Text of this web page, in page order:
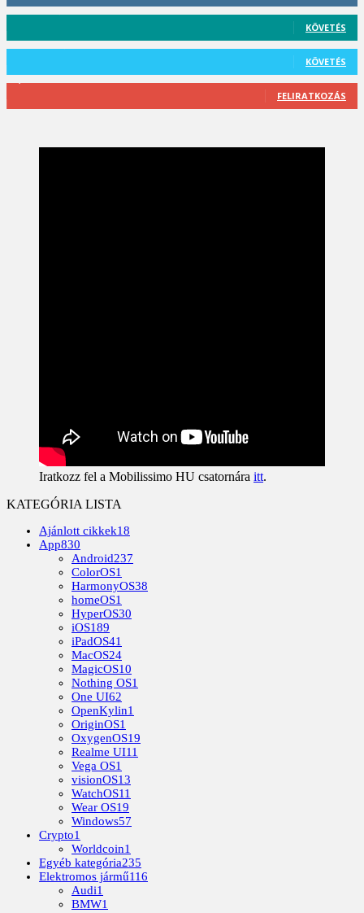
59 Követő
KÖVETÉS
101 Követő
KÖVETÉS
2,589 Feliratkozó
FELIRATKOZÁS
Iratkozz fel a Mobilissimo HU csatornára itt.
KATEGÓRIA LISTA
Ajánlott cikkek18
App830
Android237
ColorOS1
HarmonyOS38
homeOS1
HyperOS30
iOS189
iPadOS41
MacOS24
MagicOS10
Nothing OS1
One UI62
OpenKylin1
OriginOS1
OxygenOS19
Realme UI11
Vega OS1
visionOS13
WatchOS11
Wear OS19
Windows57
Crypto1
Worldcoin1
Egyéb kategória235
Elektromos jármű116
Audi1
BMW1